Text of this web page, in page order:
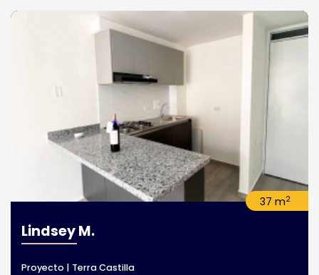
37 m2
Lindsey M.
Proyecto | Terra Castilla